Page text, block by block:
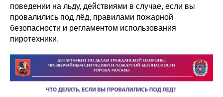
поведении на льду, действиями в случае, если вы
провалились под лёд, правилами пожарной
безопасности и регламентом использования
пиротехники.